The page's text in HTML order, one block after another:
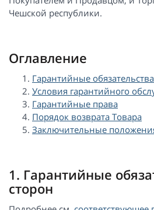
Чешской республики.
Оглавление
Гарантийные
Условия гарантийного
Гарантийные права
Порядок возврата Товара
Заключительные
1. Гарантийные
сторон